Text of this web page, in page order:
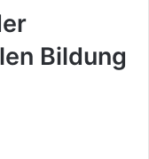
Bildung